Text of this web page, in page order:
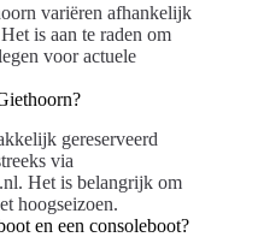
variëren afhankelijk
is aan te raden om
voor actuele
gereserveerd
via
Het is belangrijk om
hoogseizoen.
en een consoleboot?